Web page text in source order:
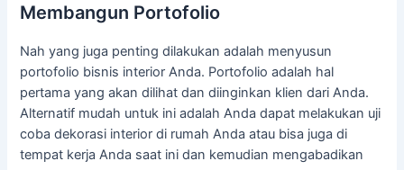
Membangun Portofolio
Nah yang juga penting dilakukan adalah menyusun
portofolio bisnis interior Anda. Portofolio adalah hal
pertama yang akan dilihat dan diinginkan klien dari Anda.
Alternatif mudah untuk ini adalah Anda dapat melakukan uji
coba dekorasi interior di rumah Anda atau bisa juga di
tempat kerja Anda saat ini dan kemudian mengabadikan